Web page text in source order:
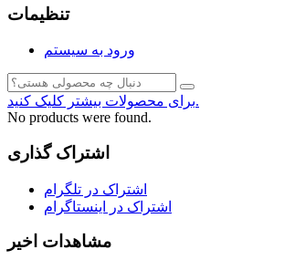
تنظیمات
ورود به سیستم
برای محصولات بیشتر کلیک کنید.
No products were found.
اشتراک گذاری
اشتراک در تلگرام
اشتراک در اینستاگرام
مشاهدات اخیر